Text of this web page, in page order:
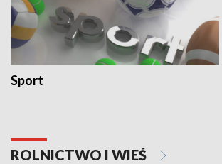
Sport
ROLNICTWO I WIEŚ